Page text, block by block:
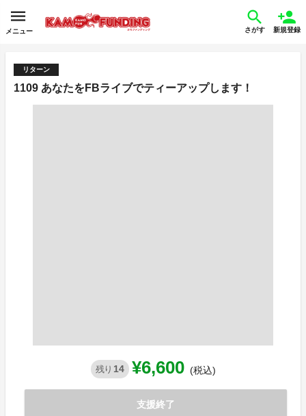
メニュー さがす 新規登録
リターン
1109 あなたをFBライブでティーアップします！
残り 14 ¥6,600 (税込)
支援終了